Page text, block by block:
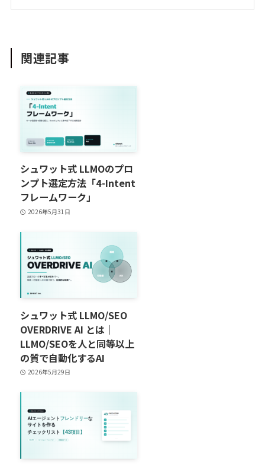
関連記事
シュワット式 LLMOのプロ
ンプト選定方法「4-Intent
フレームワーク」
2026年5月31日
シュワット式 LLMO/SEO
OVERDRIVE AI とは｜
LLMO/SEOを人と同等以上
の質で自動化するAI
2026年5月29日